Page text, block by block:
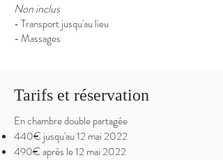
Non inclus
- Transport jusqu'au lieu
- Massages
Tarifs et réservation
​En chambre double partagée
440€ jusqu'au 12 mai 2022
490€ après le 12 mai 2022